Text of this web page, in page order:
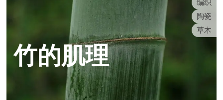
编织
陶瓷
草木
竹的肌理